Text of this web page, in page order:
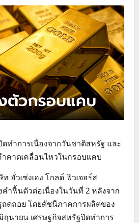
ทำการเนื่องจากวันชาติสหรัฐ และ
คาดเคลื่อนไหวในกรอบแคบ
ฮั่วเซ่งเฮง โกลด์ ฟิวเจอร์ส
คำฟื้นตัวต่อเนื่องในวันที่ 2 หลังจาก
ถดถอย โดยดัชนีภาคการผลิตของ
ถุนายน เศรษฐกิจสหรัฐปิดทำการ